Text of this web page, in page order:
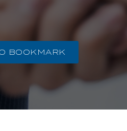
BOOKMARK